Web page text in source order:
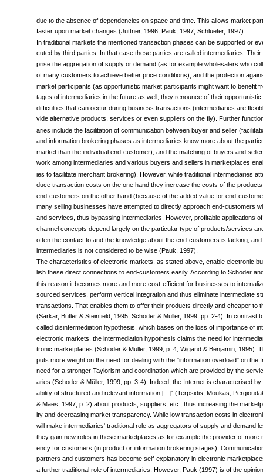
due to the absence of dependencies on space and time. This allows market
faster upon market changes (Jüttner, 1996; Pauk, 1997; Schlueter, 1997).
In traditional markets the mentioned transaction phases can be supported or
cuted by third parties. In that case these parties are called intermediaries.
prise the aggregation of supply or demand (as for example wholesalers who
of many customers to achieve better price conditions), and the protection
market participants (as opportunistic market participants might want to benefit
tages of intermediaries in the future as well, they renounce of their
difficulties that can occur during business transactions (intermediaries are
vide alternative products, services or even suppliers on the fly). Further
aries include the facilitation of communication between buyer and seller
and information brokering phases as intermediaries know more about the
market than the individual end-customer), and the matching of buyers and
work among intermediaries and various buyers and sellers in marketplaces
ies to facilitate merchant brokering). However, while traditional intermediaries
duce transaction costs on the one hand they increase the costs of the
end-customers on the other hand (because of the added value for end-
many selling businesses have attempted to directly approach end-customers
and services, thus bypassing intermediaries. However, profitable applications
channel concepts depend largely on the particular type of products/services
often the contact to and the knowledge about the end-customers is lacking,
intermediaries is not considered to be wise (Pauk, 1997).
The characteristics of electronic markets, as stated above, enable electronic
lish these direct connections to end-customers easily. According to Schoder
this reason it becomes more and more cost-efficient for businesses to
sourced services, perform vertical integration and thus eliminate intermediate
transactions. That enables them to offer their products directly and cheaper to
(Sarkar, Butler & Steinfield, 1995; Schoder & Müller, 1999, pp. 2-4). In contrast
called disintermediation hypothesis, which bases on the loss of importance of
electronic markets, the intermediation hypothesis claims the need for
tronic marketplaces (Schoder & Müller, 1999, p. 4; Wigand & Benjamin, 1995).
puts more weight on the need for dealing with the "information overload" on the
need for a stronger Taylorism and coordination which are provided by the
aries (Schoder & Müller, 1999, pp. 3-4). Indeed, the Internet is characterised by
ability of structured and relevant information [...]" (Terpsidis, Moukas,
& Maes, 1997, p. 2) about products, suppliers, etc., thus increasing the
ity and decreasing market transparency. While low transaction costs in
will make intermediaries' traditional role as aggregators of supply and demand
they gain new roles in these marketplaces as for example the provider of more
ency for customers (in product or information brokering stages).
partners and customers has become self-explanatory in electronic